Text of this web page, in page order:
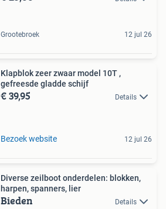
Grootebroek 12 jul 26
Klapblok zeer zwaar model 10T ,
gefreesde gladde schijf
€ 39,95 Details
Bezoek website 12 jul 26
Diverse zeilboot onderdelen: blokken,
harpen, spanners, lier
Bieden Details